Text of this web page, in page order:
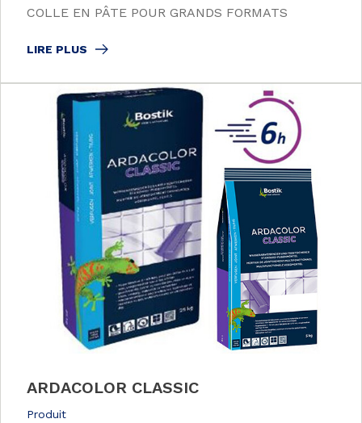
COLLE EN PÂTE POUR GRANDS FORMATS
LIRE PLUS
ARDACOLOR CLASSIC
Produit